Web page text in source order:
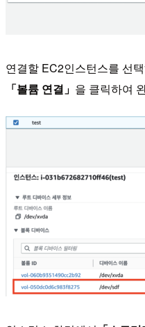
연결할 EC2인스턴스를 선
「볼륨 연결」 을 클릭하여